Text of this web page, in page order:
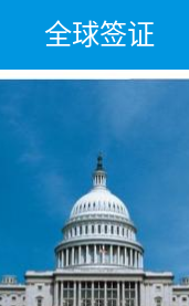
全球签证